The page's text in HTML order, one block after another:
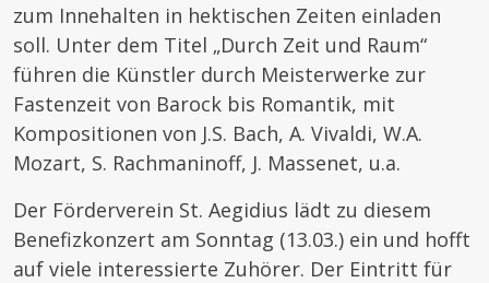
zum Innehalten in hektischen Zeiten einladen
soll. Unter dem Titel „Durch Zeit und Raum“
führen die Künstler durch Meisterwerke zur
Fastenzeit von Barock bis Romantik, mit
Kompositionen von J.S. Bach, A. Vivaldi, W.A.
Mozart, S. Rachmaninoff, J. Massenet, u.a.
Der Förderverein St. Aegidius lädt zu diesem
Benefizkonzert am Sonntag (13.03.) ein und hofft
auf viele interessierte Zuhörer. Der Eintritt für